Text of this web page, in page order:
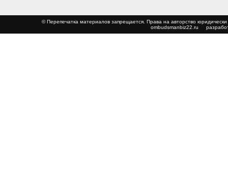
© Перепечатка материалов запрещается. Права на авторство
ombudsmanbiz22.ru